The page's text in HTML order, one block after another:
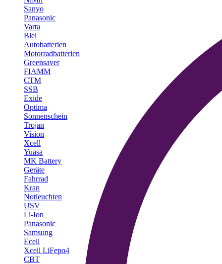
Sanyo
Panasonic
Varta
Blei
Autobatterien
Motorradbatterien
Greensaver
FIAMM
CTM
SSB
Exide
Optima
Sonnenschein
Trojan
Vision
Xcell
Yuasa
MK Battery
Geräte
Fahrrad
Kran
Notleuchten
USV
Li-Ion
Panasonic
Samsung
Ecell
Xcell LiFepo4
CBT